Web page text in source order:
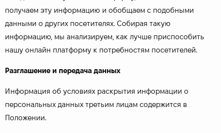
получаем эту информацию и обобщаем с подобными
данными о других посетителях. Собирая такую
информацию, мы анализируем, как лучше приспособить
нашу онлайн платформу к потребностям посетителей.
Разглашение и передача данных
Информация об условиях раскрытия информации о
персональных данных третьим лицам содержится в
Положении.